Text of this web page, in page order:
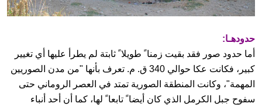
حدودهـا:
أما حدود صور فقد بقيت زمنا ً طويلا ً ثابتة لم يطرأ عليها أي تغيير
كبير، فكانت عكا حوالي 340 ق. م. تعرف بأنها "من مدن الصوريين
المهمة"، وكانت المنطقة الصورية تمتد في العصر الروماني حتى
سفوح جبل الكرمل الذي كان أيضا ً تابعا ً لها، كما أن أحد أنباء